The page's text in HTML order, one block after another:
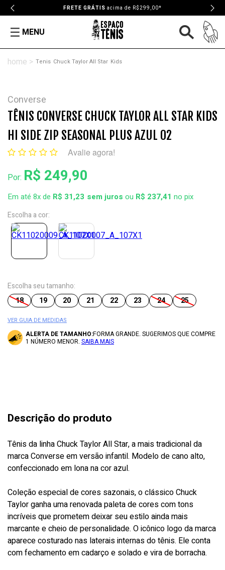
FRETE GRÁTIS acima de R$299,00*
MENU
Tenis Chuck Taylor All Star Kids
Converse
TÊNIS CONVERSE CHUCK TAYLOR ALL STAR KIDS
HI SIDE ZIP SEASONAL PLUS AZUL 02
Avalie agora!
Por: R$ 249,90
Em até 8x de R$ 31,23 ou R$ 237,41 no pix
Escolha a cor:
Escolha seu tamanho:
18
19 20 21 22 23 24 25
VER GUIA DE MEDIDAS
ALERTA DE TAMANHO:FORMA GRANDE. SUGERIMOS QUE COMPRE
1 NÚMERO MENOR. SAIBA MAIS
Descrição do produto
Tênis da linha Chuck Taylor All Star, a mais tradicional da
marca Converse em versão infantil. Modelo de cano alto,
confeccionado em lona na cor azul.
Coleção especial de cores sazonais, o clássico Chuck
Taylor ganha uma renovada paleta de cores com tons
incríveis que prometem deixar seu estilo ainda mais
marcante e cheio de personalidade. O icônico logo da marca
aparece costurado nas laterais internas do tênis. Ele conta
com fechamento em cadarço e solado e vira de borracha.